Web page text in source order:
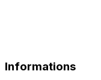
Informations